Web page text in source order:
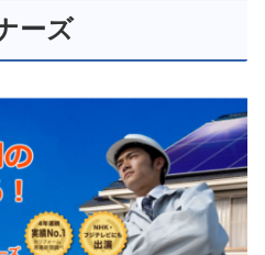
ーズ